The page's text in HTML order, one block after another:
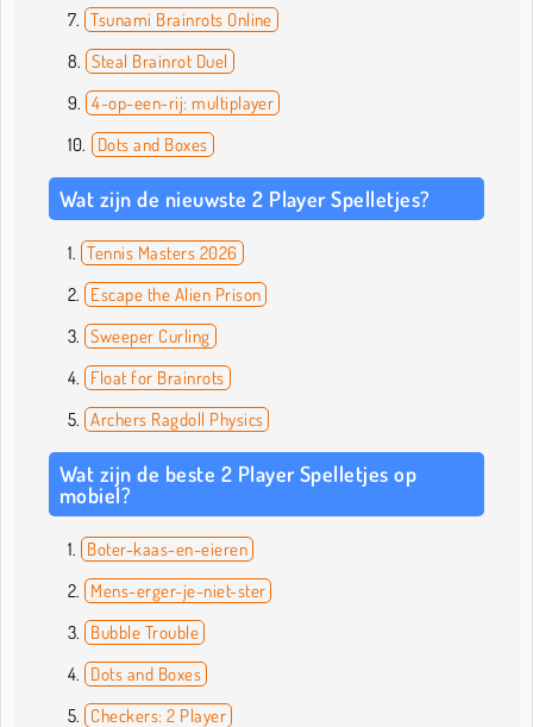
Tsunami Brainrots Online
Steal Brainrot Duel
4-op-een-rij: multiplayer
Dots and Boxes
Wat zijn de nieuwste 2 Player Spelletjes?
Tennis Masters 2026
Escape the Alien Prison
Sweeper Curling
Float for Brainrots
Archers Ragdoll Physics
Wat zijn de beste 2 Player Spelletjes op
mobiel?
Boter-kaas-en-eieren
Mens-erger-je-niet-ster
Bubble Trouble
Dots and Boxes
Checkers: 2 Player